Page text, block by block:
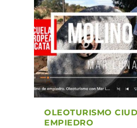
OLEOTURISMO
EMPIEDRO